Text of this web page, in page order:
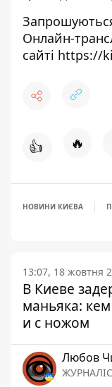
Онлайн-
сайті https://
👍 🔥
НОВИНИ КИЄВА
13:07, 18 жовтня
В Киеве
маньяка:
и с ножом
Любов